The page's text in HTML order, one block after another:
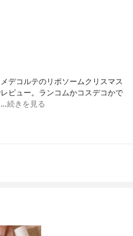
デコルテのリポソームクリスマス
ビュー。ランコムかコスデコかで
…続きを見る